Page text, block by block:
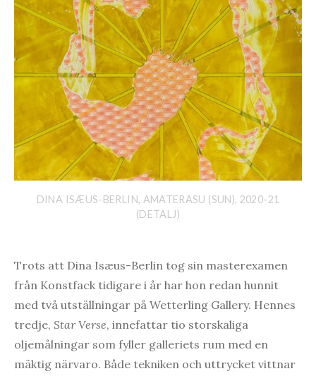
DINA ISÆUS-BERLIN, AMATERASU (SUN), 2020-21
(DETALJ)
Trots att Dina Isæus-Berlin tog sin masterexamen
från Konstfack tidigare i år har hon redan hunnit
med två utställningar på Wetterling Gallery. Hennes
tredje, Star Verse, innefattar tio storskaliga
oljemålningar som fyller galleriets rum med en
mäktig närvaro. Både tekniken och uttrycket vittnar